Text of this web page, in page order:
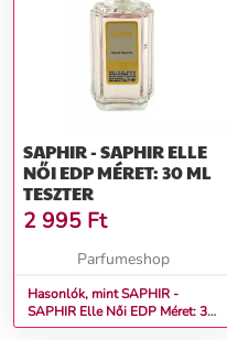
SAPHIR - SAPHIR ELLE
NŐI EDP MÉRET: 30 ML
TESZTER
2 995 Ft
Parfumeshop
Hasonlók, mint SAPHIR -
SAPHIR Elle Női EDP Méret: 30
ml teszter